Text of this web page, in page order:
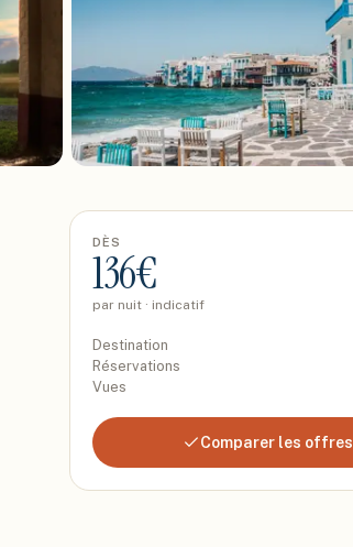
DÈS
136€
par nuit · indicatif
Destination
Réservations
Vues
Comparer les offres